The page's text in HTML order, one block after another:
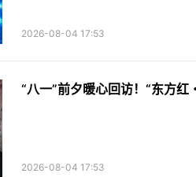
2026-08-04 17:53
“八一”前夕暖心回访！“东方
2026-08-04 17:53